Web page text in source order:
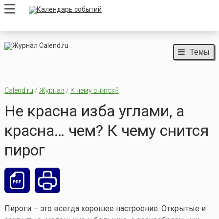
Темы
Calend.ru / Журнал / К чему снится?
Не красна изба углами, а
красна… чем? К чему снится
пирог
Пироги – это всегда хорошее настроение. Открытые и